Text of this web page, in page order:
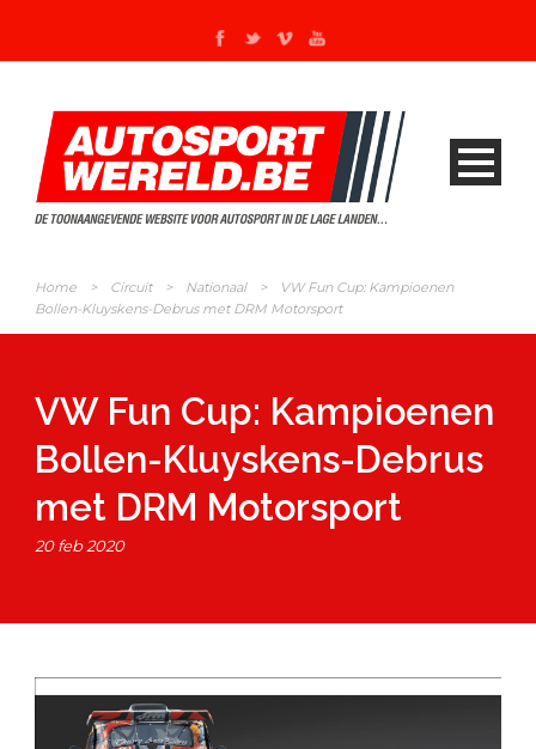
Home > Circuit > Nationaal >
VW Fun Cup: Kampioenen
Bollen-Kluyskens-Debrus met DRM Motorsport
VW Fun Cup: Kampioenen
Bollen-Kluyskens-Debrus
met DRM Motorsport
20 feb 2020